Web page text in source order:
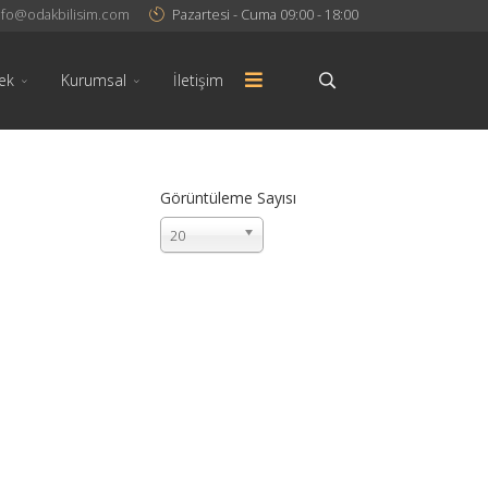
Pazartesi - Cuma 09:00 - 18:00
Kurumsal İletişim
Görüntüleme Sayısı
20